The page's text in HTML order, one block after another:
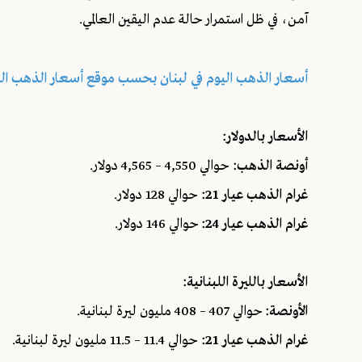
آمن، في ظل استمرار حالة عدم اليقين العالمي.
أسعار الذهب اليوم في لبنان بحسب موقع أسعار الذهب
الأسعار بالدولار:
أونصة الذهب: حوالي 4,550 – 4,565 دولار.
غرام الذهب عيار 21:
حوالي 128 دولار.
غرام الذهب عيار 24:
حوالي 146 دولار.
الأسعار بالليرة اللبنانية:
الأونصة: حوالي 407 – 408 مليون ليرة لبنانية.
غرام الذهب عيار 21:
حوالي 11.4 – 11.5 مليون ليرة لبنانية.